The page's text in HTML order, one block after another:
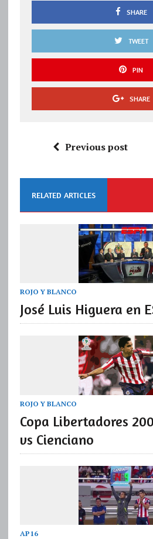
SHARE
TWEET
PIN
SHARE
Previous post
RELATED ARTICLES
ROJO Y BLANCO
José Luis Higuera en
ROJO Y BLANCO
Copa Libertadores
vs Cienciano
AP16